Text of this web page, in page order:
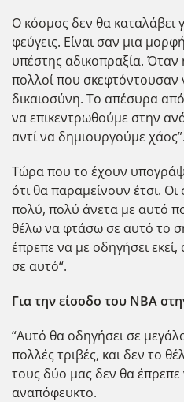
Ο κόσμος δεν θα καταλάβει
φεύγεις. Είναι σαν μια
υπέστης αδικοπραξία.
πολλοί που
δικαιοσύνη. Το απέσυρα
να επικεντρωθούμε στην
αντί να δημιουργούμε χάος”.
Τώρα που το έχουν
ότι θα παραμείνουν έτσι.
πολύ, πολύ άνετα με αυτό
θέλω να φτάσω σε αυτό το
έπρεπε να με οδηγήσει
σε αυτό“.
Για την είσοδο του NBA
“Αυτό θα οδηγήσει σε
πολλές τριβές, και δεν το
τους δύο μας δεν θα έπρεπε
αναπόφευκτο.